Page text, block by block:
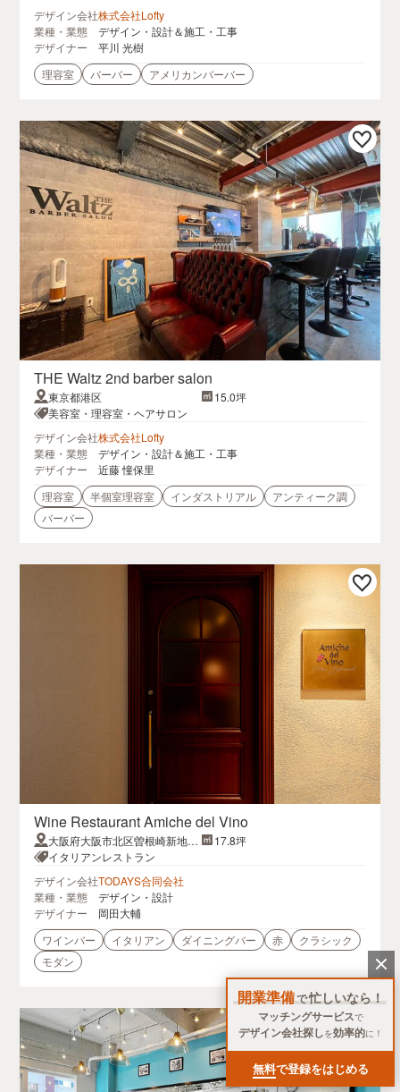
開業準備で忙しいなら！
マッチングサービスで
デザイン会社探しを効率的に！
無料で登録をはじめる
デザイン会社株式会社Lofty
業種・業態
デザイン・設計＆施工・工事
デザイナー
平川 光樹
理容室
バーバー アメリカンバーバー
THE Waltz 2nd barber salon
東京都港区
15.0坪
美容室・理容室・ヘアサロン
デザイン会社株式会社Lofty
業種・業態
デザイン・設計＆施工・工事
デザイナー
近藤 憧保里
理容室
半個室理容室 インダストリアル
アンティーク調
バーバー
Wine Restaurant Amiche del Vino
大阪府大阪市北区曽根崎新地1-
9-12フォーシーズンフロント2
17.8坪
イタリアンレストラン
デザイン会社TODAYS合同会社
業種・業態
デザイン・設計
デザイナー
岡田大輔
ワインバー
イタリアン ダイニングバー 赤
クラシック
モダン